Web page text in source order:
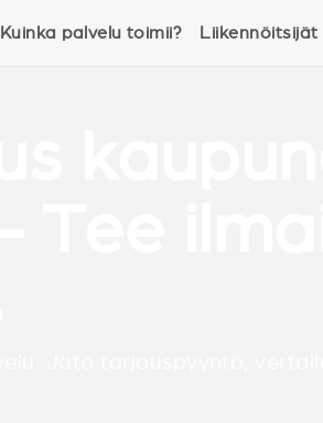
Kuinka palvelu toimii? Liikennöitsijät